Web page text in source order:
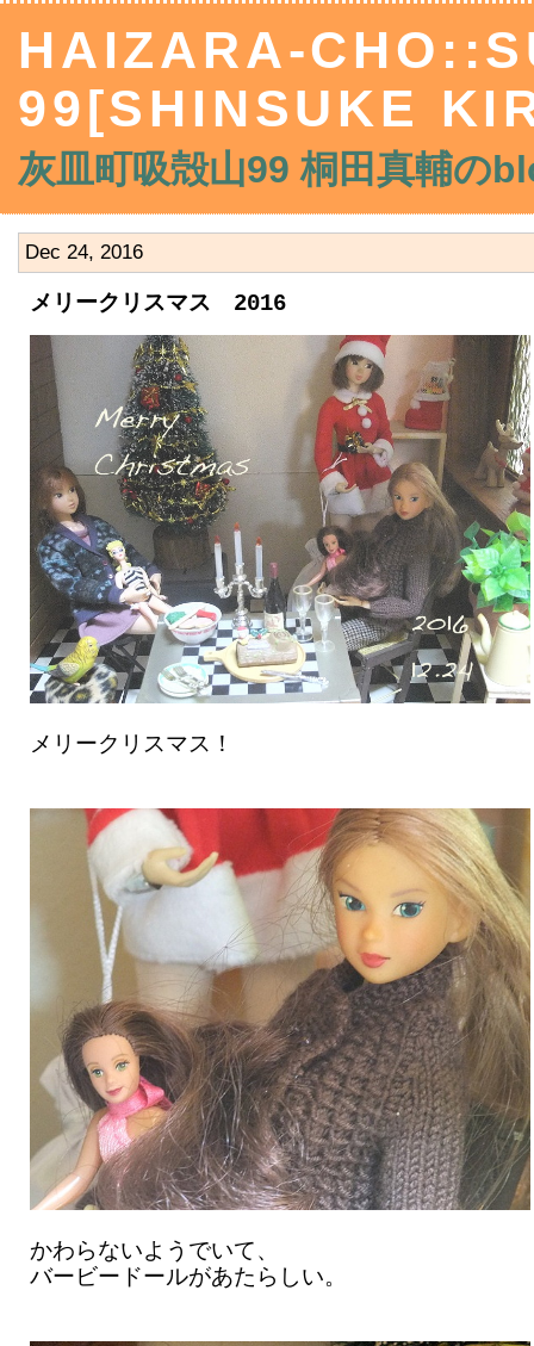
HAIZARA-
99[SHINSUKE
灰皿町吸殻山99 桐田真輔の
Dec 24, 2016
メリークリスマス 2016
メリークリスマス！
かわらないようでいて、
バービードールがあたらしい。